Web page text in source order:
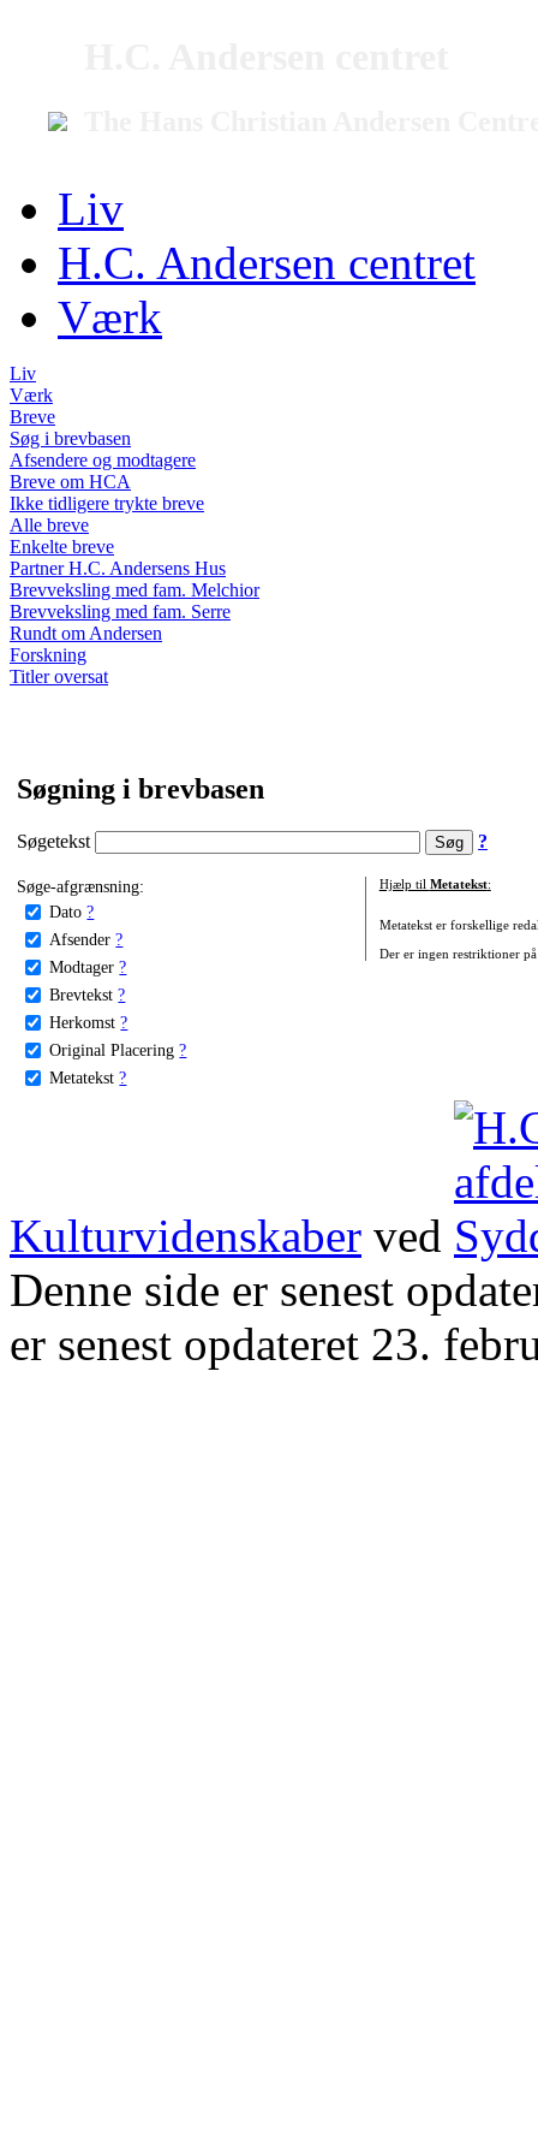
Liv
H.C. Andersen centret
Værk
Liv
Værk
Breve
Søg i brevbasen
Afsendere og modtagere
Breve om HCA
Ikke tidligere trykte breve
Alle breve
Enkelte breve
Partner H.C. Andersens Hus
Brevveksling med fam. Melchior
Brevveksling med fam. Serre
Rundt om Andersen
Forskning
Titler oversat
Søgning i brevbasen
Søgetekst ?
Søge-afgrænsning:
Dato ?
Afsender ?
Modtager ?
Brevtekst ?
Herkomst ?
Original Placering ?
Metatekst ?
Hjælp til Metatekst:
Metatekst er forskellige
Der er ingen restriktioner
Kulturvidenskaber ved
Denne side er senest
er senest opdateret 23.